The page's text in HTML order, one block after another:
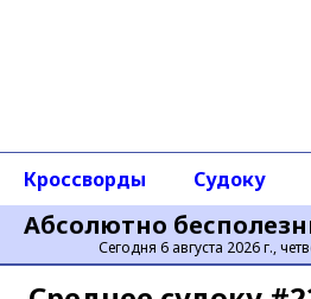
Абсолютно
Сегодня 6 августа 2026 г.,
Кроссворды Судоку